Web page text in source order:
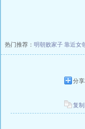
热门推荐： 明朝败家子 靠近女
分享
复